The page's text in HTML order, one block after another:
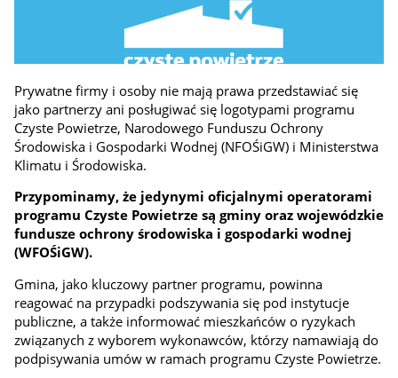
Prywatne firmy i osoby nie mają prawa przedstawiać się
jako partnerzy ani posługiwać się logotypami programu
Czyste Powietrze, Narodowego Funduszu Ochrony
Środowiska i Gospodarki Wodnej (NFOŚiGW) i Ministerstwa
Klimatu i Środowiska.
Przypominamy, że jedynymi oficjalnymi operatorami
programu Czyste Powietrze są gminy oraz wojewódzkie
fundusze ochrony środowiska i gospodarki wodnej
(WFOŚiGW).
Gmina, jako kluczowy partner programu, powinna
reagować na przypadki podszywania się pod instytucje
publiczne, a także informować mieszkańców o ryzykach
związanych z wyborem wykonawców, którzy namawiają do
podpisywania umów w ramach programu Czyste Powietrze.